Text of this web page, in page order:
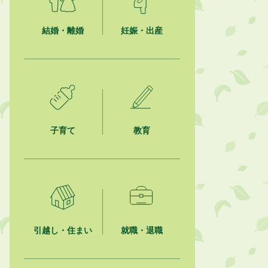
ション最優秀賞を受賞しました！
2026年8月4日
2026年8月4日
夏季休暇期間 開業医等診療予定
2026年8月3日
「水道カルテ」の公表について
税制）のお願い
【参加者募集】プロ棋士から学ぼ
う！はじめての将棋教室
結婚・離婚 妊娠・出産
子育て 教育
引越し・住まい 就職・退職